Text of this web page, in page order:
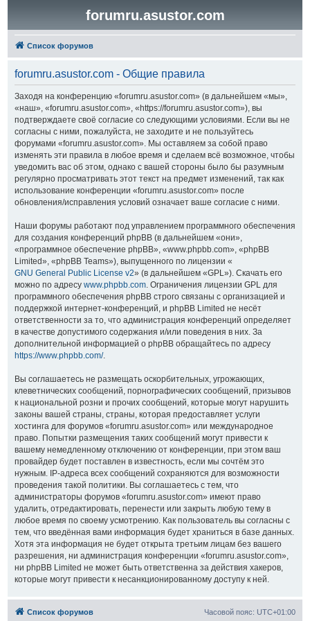
forumru.asustor.com
Список форумов
forumru.asustor.com - Общие правила
Заходя на конференцию «forumru.asustor.com» (в дальнейшем «мы»,
«наш», «forumru.asustor.com», «https://forumru.asustor.com»), вы
подтверждаете своё согласие со следующими условиями. Если вы не
согласны с ними, пожалуйста, не заходите и не пользуйтесь
форумами «forumru.asustor.com». Мы оставляем за собой право
изменять эти правила в любое время и сделаем всё возможное, чтобы
уведомить вас об этом, однако с вашей стороны было бы разумным
регулярно просматривать этот текст на предмет изменений, так как
использование конференции «forumru.asustor.com» после
обновления/исправления условий означает ваше согласие с ними.
Наши форумы работают под управлением программного обеспечения
для создания конференций phpBB (в дальнейшем «они»,
«программное обеспечение phpBB», «www.phpbb.com», «phpBB
Limited», «phpBB Teams»), выпущенного по лицензии «
GNU General Public License v2» (в дальнейшем «GPL»). Скачать его
можно по адресу www.phpbb.com. Ограничения лицензии GPL для
программного обеспечения phpBB строго связаны с организацией и
поддержкой интернет-конференций, и phpBB Limited не несёт
ответственности за то, что администрация конференций определяет
в качестве допустимого содержания и/или поведения в них. За
дополнительной информацией о phpBB обращайтесь по адресу
https://www.phpbb.com/.
Вы соглашаетесь не размещать оскорбительных, угрожающих,
клеветнических сообщений, порнографических сообщений, призывов
к национальной розни и прочих сообщений, которые могут нарушить
законы вашей страны, страны, которая предоставляет услуги
хостинга для форумов «forumru.asustor.com» или международное
право. Попытки размещения таких сообщений могут привести к
вашему немедленному отключению от конференции, при этом ваш
провайдер будет поставлен в известность, если мы сочтём это
нужным. IP-адреса всех сообщений сохраняются для возможности
проведения такой политики. Вы соглашаетесь с тем, что
администраторы форумов «forumru.asustor.com» имеют право
удалить, отредактировать, перенести или закрыть любую тему в
любое время по своему усмотрению. Как пользователь вы согласны с
тем, что введённая вами информация будет храниться в базе данных.
Хотя эта информация не будет открыта третьим лицам без вашего
разрешения, ни администрация конференции «forumru.asustor.com»,
ни phpBB Limited не может быть ответственна за действия хакеров,
которые могут привести к несанкционированному доступу к ней.
Список форумов Часовой пояс: UTC+01:00